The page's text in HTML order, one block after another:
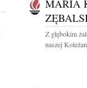
MARIA
Z głębokim
naszej